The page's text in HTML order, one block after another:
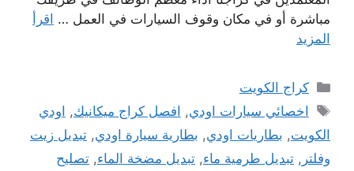
مباشرة أو في مكان وقوف السيارات في العمل … اقرأ
المزيد
التصنيفات
كراج الكويت
الوسوم
اخصائي سيارات اودي, افصل كراج ميكانيك, اودي
الكويت, بطاريات اودي, بطارية سيارة اودي, تبديل زيت
وفلتر , تبديل طرمية ماء, تبديل مضخة الماء, تصليح